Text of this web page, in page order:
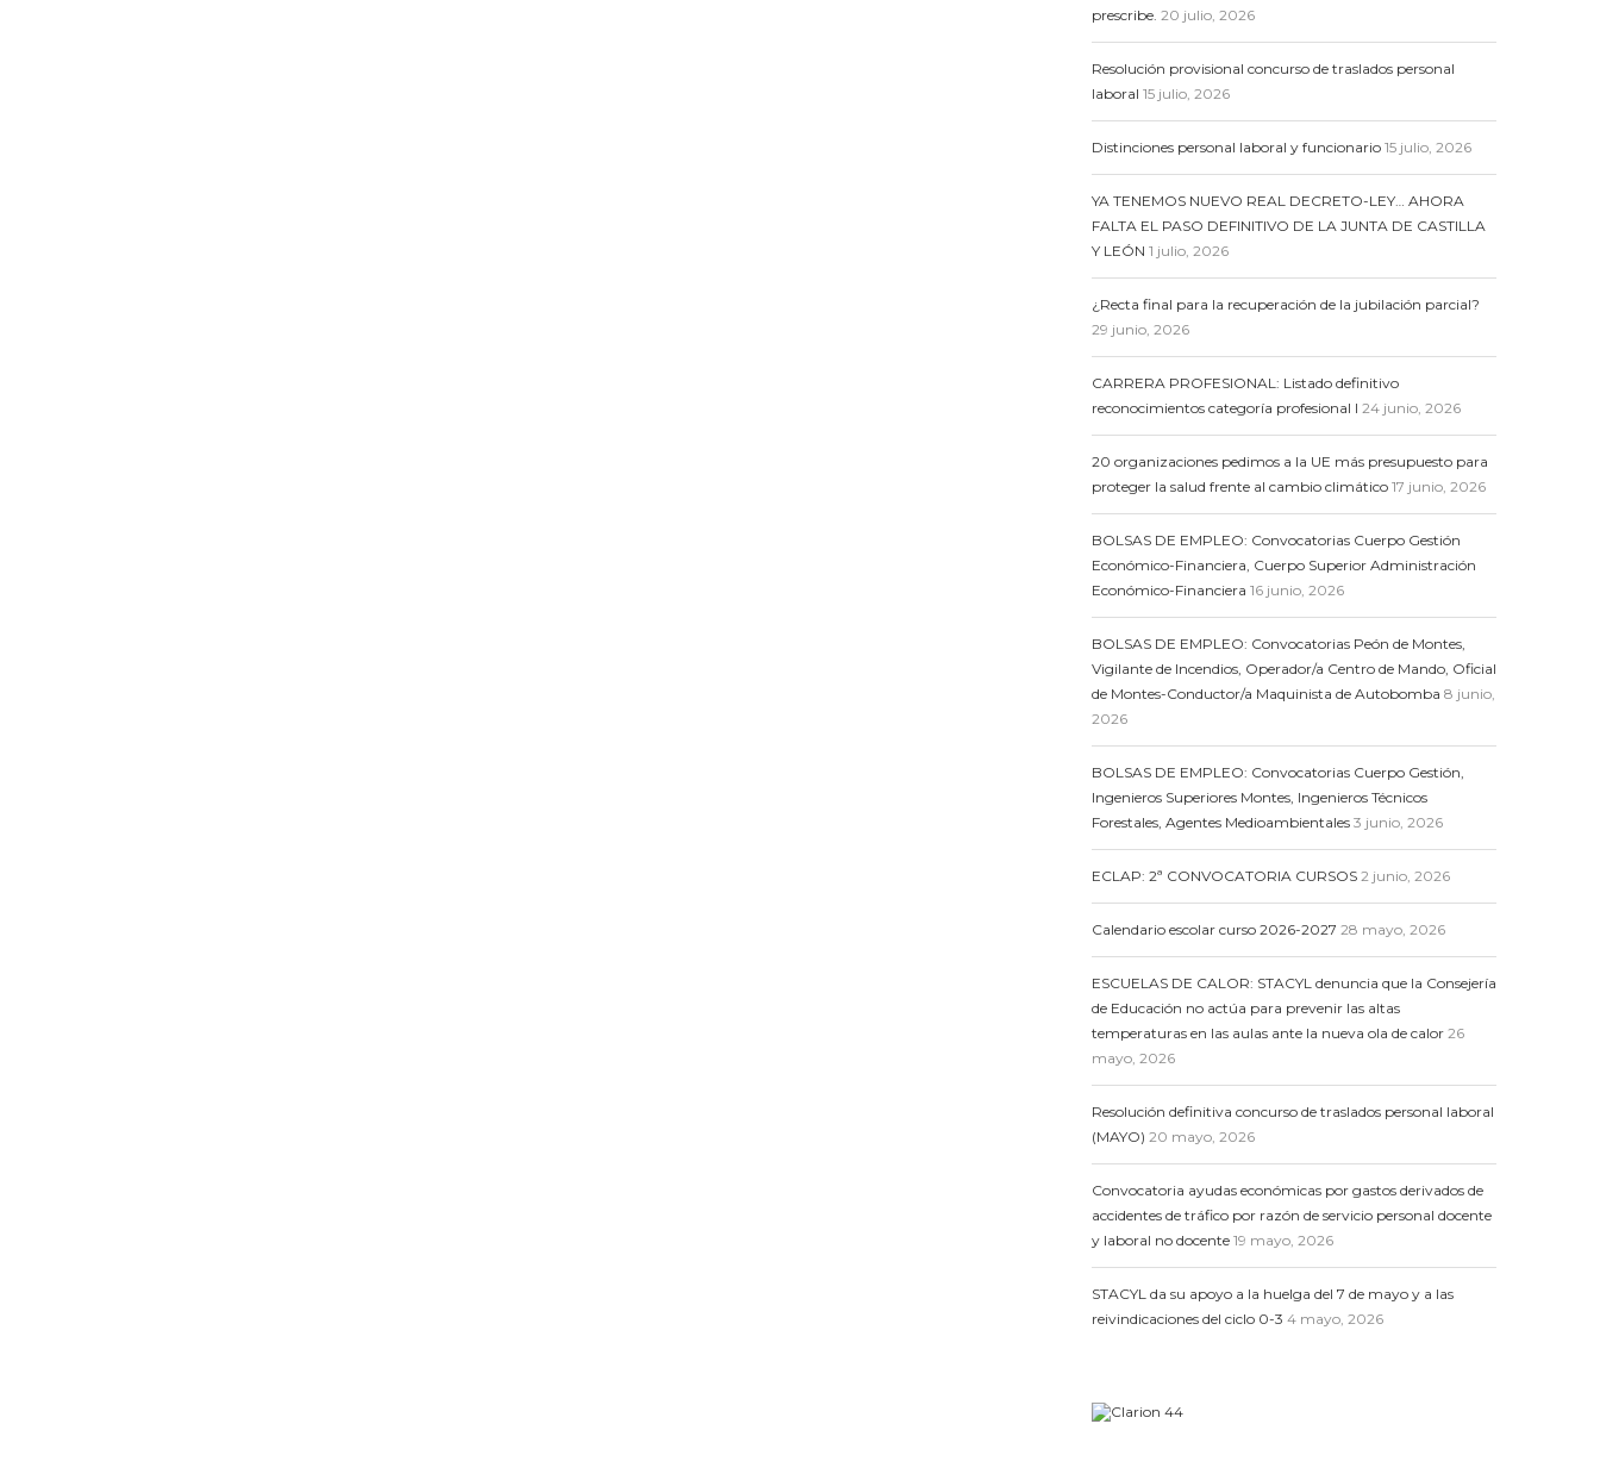
prescribe. 20 julio, 2026
Resolución provisional concurso de traslados personal
laboral 15 julio, 2026
Distinciones personal laboral y funcionario 15 julio, 2026
YA TENEMOS NUEVO REAL DECRETO-LEY… AHORA
FALTA EL PASO DEFINITIVO DE LA JUNTA DE CASTILLA
Y LEÓN 1 julio, 2026
¿Recta final para la recuperación de la jubilación parcial?
29 junio, 2026
CARRERA PROFESIONAL: Listado definitivo
reconocimientos categoría profesional I 24 junio, 2026
20 organizaciones pedimos a la UE más presupuesto para
proteger la salud frente al cambio climático 17 junio, 2026
BOLSAS DE EMPLEO: Convocatorias Cuerpo Gestión
Económico-Financiera, Cuerpo Superior Administración
Económico-Financiera 16 junio, 2026
BOLSAS DE EMPLEO: Convocatorias Peón de Montes,
Vigilante de Incendios, Operador/a Centro de Mando, Oficial
de Montes-Conductor/a Maquinista de Autobomba 8 junio,
2026
BOLSAS DE EMPLEO: Convocatorias Cuerpo Gestión,
Ingenieros Superiores Montes, Ingenieros Técnicos
Forestales, Agentes Medioambientales 3 junio, 2026
ECLAP: 2ª CONVOCATORIA CURSOS 2 junio, 2026
Calendario escolar curso 2026-2027 28 mayo, 2026
ESCUELAS DE CALOR: STACYL denuncia que la Consejería
de Educación no actúa para prevenir las altas
temperaturas en las aulas ante la nueva ola de calor 26
mayo, 2026
Resolución definitiva concurso de traslados personal laboral
(MAYO) 20 mayo, 2026
Convocatoria ayudas económicas por gastos derivados de
accidentes de tráfico por razón de servicio personal docente
y laboral no docente 19 mayo, 2026
STACYL da su apoyo a la huelga del 7 de mayo y a las
reivindicaciones del ciclo 0-3 4 mayo, 2026